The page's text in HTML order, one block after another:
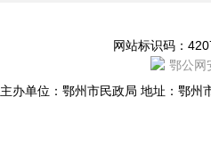
网站标识码：
鄂公网
主办单位：鄂州市民政局 地址：鄂